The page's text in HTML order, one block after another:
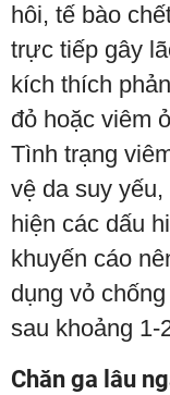
hôi, tế bào
trực tiếp gây
kích thích
đỏ hoặc viêm
Tình trạng
vệ da suy
hiện các dấu
khuyến cáo
dụng vỏ
sau khoảng 1-
Chăn ga lâu